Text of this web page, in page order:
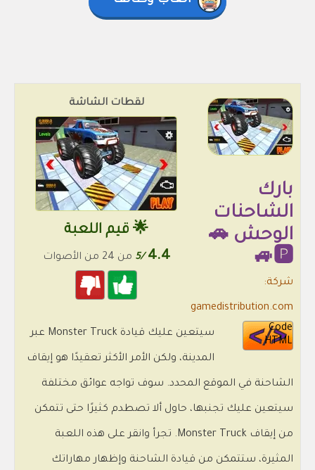
لقطات الشاشة
🌟 قيم اللعبة
4.4
/5 من 24 من الأصوات
بارك
الشاحنات
الوحش 🚗
🅿🚙
شركة:
gamedistribution.com
Code
HTML
سيتعين عليك قيادة Monster Truck عبر
المدينة، ولكن الأمر الأكثر تعقيدًا هو إيقاف
الشاحنة في الموقع المحدد. سوف تواجه عوائق مختلفة
سيتعين عليك تجنبها، حاول ألا تصطدم كثيرًا حتى تتمكن
من إيقاف Monster Truck. تجرأ وانقر على هذه اللعبة
المثيرة، ستتمكن من قيادة الشاحنة وإظهار مهاراتك